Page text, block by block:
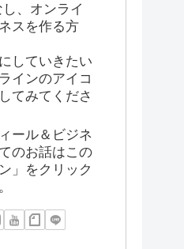
、オンライ
スを作る方
していきたい
インのアイコ
てみてくださ
ール＆ビジネ
のお話はこの
」をクリック